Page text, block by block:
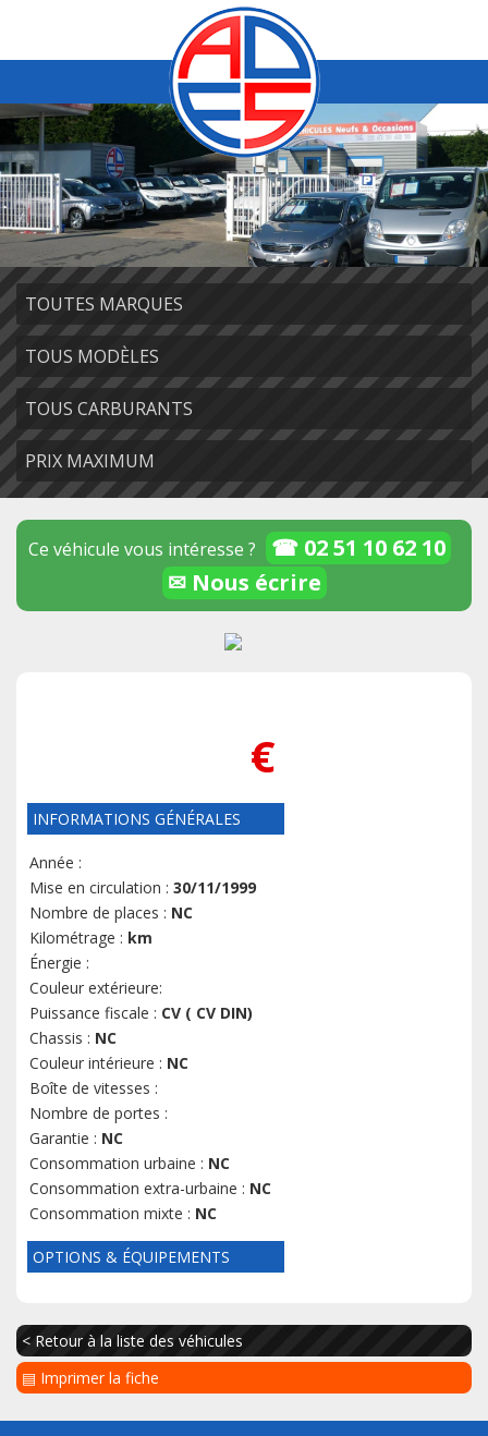
Ce véhicule vous intéresse ?
☎ 02 51 10 62 10
✉ Nous écrire
€
INFORMATIONS GÉNÉRALES
Année :
Mise en circulation : 30/11/1999
Nombre de places : NC
Kilométrage : km
Énergie :
Couleur extérieure:
Puissance fiscale : CV ( CV DIN)
Chassis : NC
Couleur intérieure : NC
Boîte de vitesses :
Nombre de portes :
Garantie : NC
Consommation urbaine : NC
Consommation extra-urbaine : NC
Consommation mixte : NC
OPTIONS & ÉQUIPEMENTS
< Retour à la liste des véhicules
▤ Imprimer la fiche